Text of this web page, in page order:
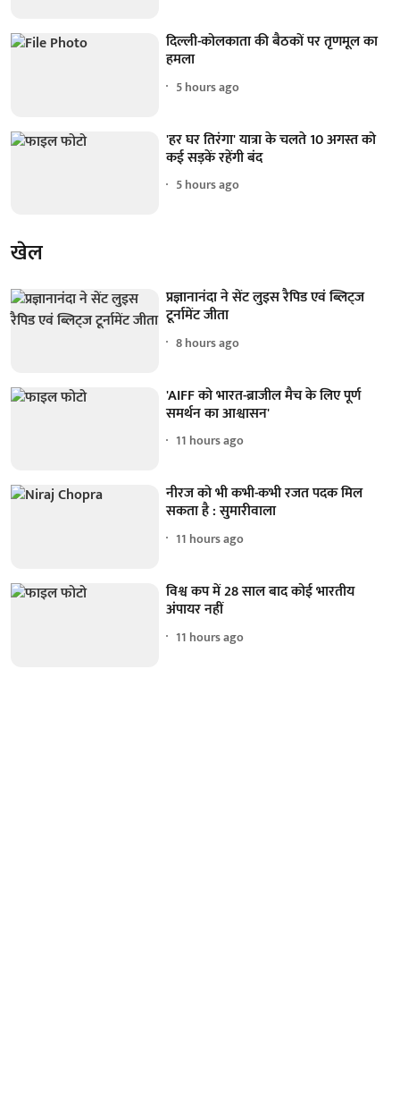
दिल्ली-कोलकाता की बैठकों पर तृणमूल का
हमला
5 hours ago
'हर घर तिरंगा' यात्रा के चलते 10 अगस्त को
कई सड़कें रहेंगी बंद
5 hours ago
खेल
प्रज्ञानानंदा ने सेंट लुइस रैपिड एवं ब्लिट्ज
टूर्नामेंट जीता
8 hours ago
'AIFF को भारत-ब्राजील मैच के लिए पूर्ण
समर्थन का आश्वासन'
11 hours ago
नीरज को भी कभी-कभी रजत पदक मिल
सकता है : सुमारीवाला
11 hours ago
विश्व कप में 28 साल बाद कोई भारतीय
अंपायर नहीं
11 hours ago